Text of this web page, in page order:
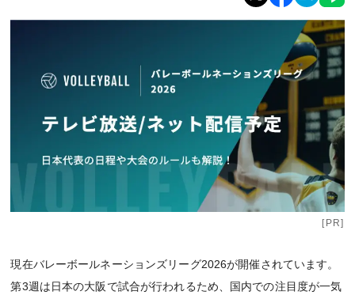
[PR]
現在バレーボールネーションズリーグ2026が開催されています。
第3週は日本の大阪で試合が行われるため、国内での注目度が一気